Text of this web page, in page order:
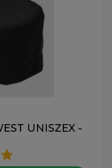
UNISZEX -